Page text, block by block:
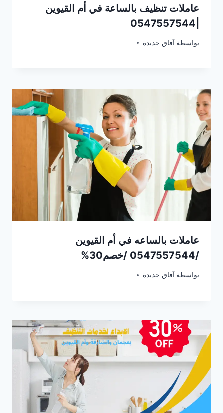
عاملات تنظيف بالساعة في أم القيوين
بواسطة آفاق جديدةأغسطس 28, 2025
عاملات بالساعه في أم القيوين
/0547557544 /خصم30%
بواسطة آفاق جديدة يناير 28, 2025